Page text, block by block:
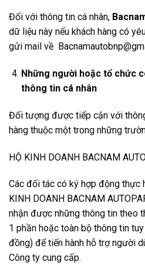
Đối với thông tin cá nhân,
dữ liệu này nếu khách hàng có
gửi mail về
Những người hoặc tổ chức
thông tin cá nhân
Đối tượng được tiếp cận với
hàng thuộc một trong những
HỘ KINH DOANH BACNAM
Các đối tác có ký hợp động thực
KINH DOANH BACNAM
nhận được những thông tin theo
1 phần hoặc toàn bộ thông tin
đồng) để tiến hành hỗ trợ người
Công ty cung cấp.